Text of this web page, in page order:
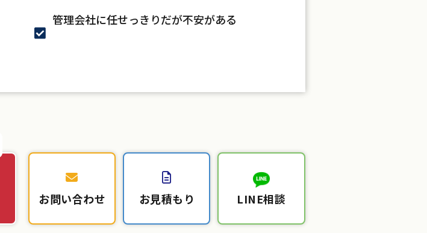
管理会社に任せっきりだが不安がある
お問い合わせ お見積もり LINE相談